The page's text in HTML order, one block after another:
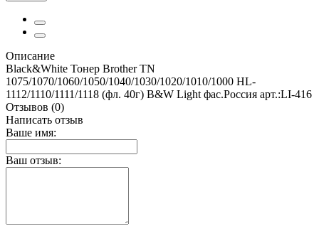
Описание
Black&White Тонер Brother TN
1075/1070/1060/1050/1040/1030/1020/1010/1000 HL-
1112/1110/1111/1118 (фл. 40г) B&W Light фас.Россия арт.:LI-416
Отзывов (0)
Написать отзыв
Ваше имя:
Ваш отзыв: